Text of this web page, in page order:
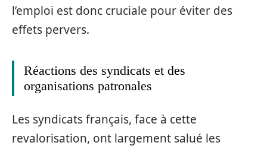
l’emploi est donc cruciale pour éviter des
effets pervers.
Réactions des syndicats et des
organisations patronales
Les syndicats français, face à cette
revalorisation, ont largement salué les